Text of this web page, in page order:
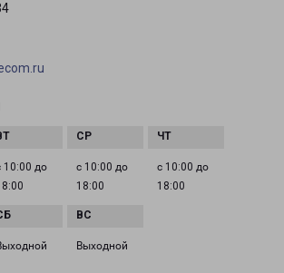
10:00 до
с 10:00 до
18:00
с 10:00 до
18:00
Выходной